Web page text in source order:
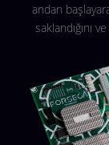
andan
saklandığını